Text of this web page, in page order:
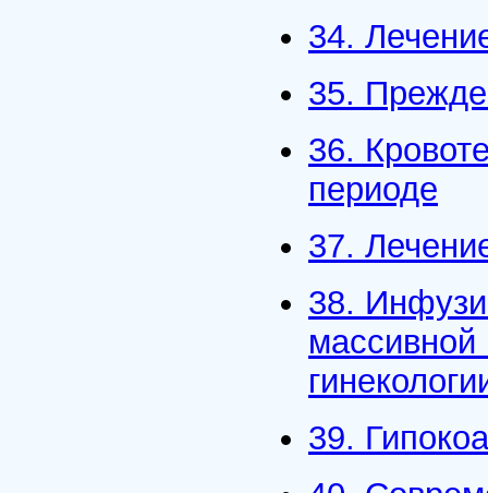
34.
35.
36.
периоде
37.
38.
массивной
39.